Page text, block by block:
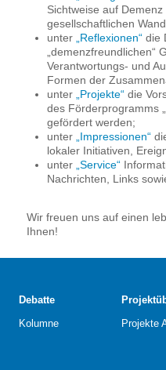
Sichtweise auf
gesellschaftlichen
unter
„Reflexionen“die
„demenzfreundlichen“
Verantwortungs- und
Formen der
unter
„Projekte“die
des Förderprogramms
gefördert werden;
unter
„Impressionen“
lokaler Initiativen,
unter „Service“
Nachrichten, Links
Wir freuen uns auf einen
Ihnen!
Debatte
Kolumne
Projekte